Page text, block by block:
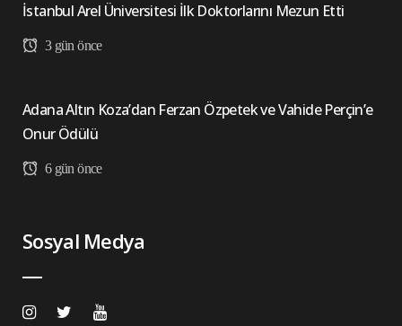
İstanbul Arel Üniversitesi İlk Doktorlarını Mezun Etti
3 gün önce
Adana Altın Koza’dan Ferzan Özpetek ve Vahide Perçin’e
Onur Ödülü
6 gün önce
Sosyal Medya